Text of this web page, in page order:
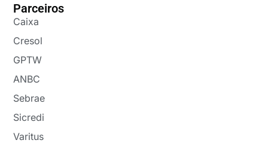
Parceiros
Caixa
Cresol
GPTW
ANBC
Sebrae
Sicredi
Varitus